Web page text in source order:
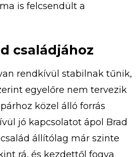
is felcsendült a
családjához
rendkívül stabilnak tűnik,
egyelőre nem tervezik
közel álló forrás
jó kapcsolatot ápol Brad
állítólag már szinte
rá, és kezdettől fogva